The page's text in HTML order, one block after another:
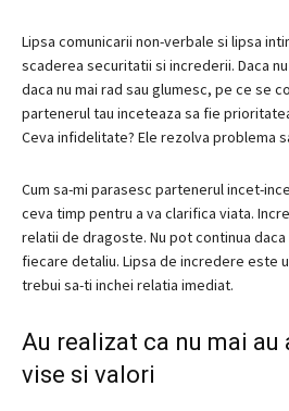
Lipsa comunicarii non-verbale si lipsa
scaderea securitatii si increderii. Daca
daca nu mai rad sau glumesc, pe ce se
partenerul tau inceteaza sa fie
Ceva infidelitate? Ele rezolva problema
Cum sa-mi parasesc partenerul incet-
ceva timp pentru a va clarifica viata.
relatii de dragoste. Nu pot continua
fiecare detaliu. Lipsa de incredere este
trebui sa-ti inchei relatia imediat.
Au realizat ca nu mai au
vise si valori